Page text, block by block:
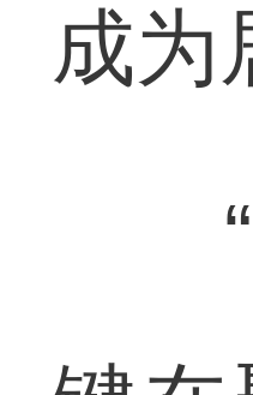
成为
“